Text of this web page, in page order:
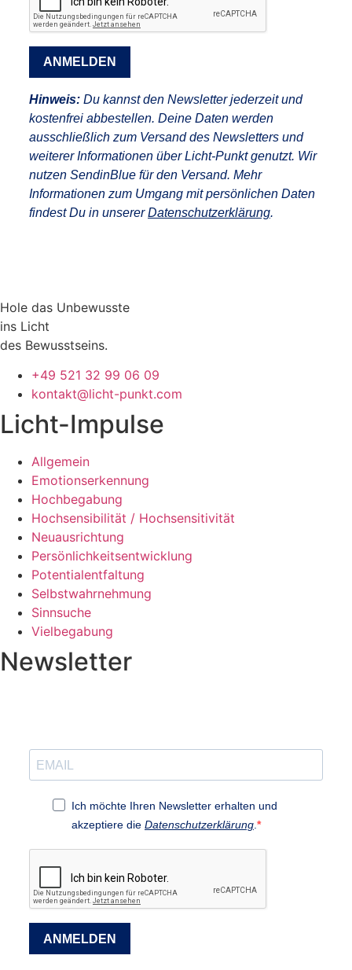
ANMELDEN
Hinweis: Du kannst den Newsletter jederzeit und
kostenfrei abbestellen. Deine Daten werden
ausschließlich zum Versand des Newsletters und
weiterer Informationen über Licht-Punkt genutzt. Wir
nutzen SendinBlue für den Versand. Mehr
Informationen zum Umgang mit persönlichen Daten
findest Du in unsererDatenschutzerklärung.
Hole das Unbewusste
ins Licht
des Bewusstseins.
+49 521 32 99 06 09
kontakt@licht-punkt.com
Licht-Impulse
Allgemein
Emotionserkennung
Hochbegabung
Hochsensibilität / Hochsensitivität
Neuausrichtung
Persönlichkeitsentwicklung
Potentialentfaltung
Selbstwahrnehmung
Sinnsuche
Vielbegabung
Newsletter
Ich möchte Ihren Newsletter erhalten und
akzeptiere die Datenschutzerklärung.
ANMELDEN